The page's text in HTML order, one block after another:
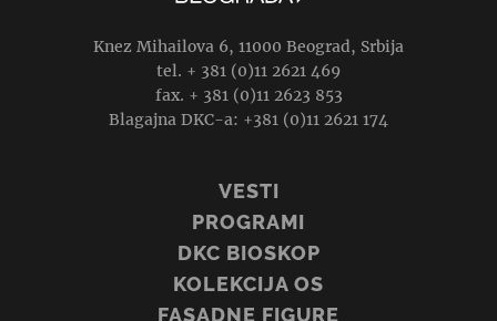
Knez Mihailova 6, 11000 Beograd, Srbija
tel. + 381 (0)11 2621 469
fax. + 381 (0)11 2623 853
Blagajna DKC-a: +381 (0)11 2621 174
VESTI
PROGRAMI
DKC BIOSKOP
KOLEKCIJA OS
FASADNE FIGURE